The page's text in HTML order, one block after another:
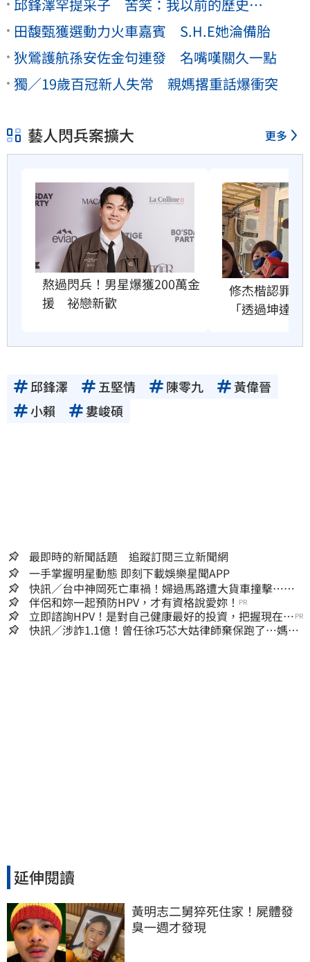
邱鋒澤罕提采子 苦笑：我以前的歷史…
田馥甄獲選動力火車嘉賓 S.H.E她淪備胎
狄鶯護航孫安佐金句連發 名嘴嘆關久一點
獨／19歲百冠新人失常 親媽撂重話爆衝突
藝人閃兵案擴大 更多
熬過閃兵！男星爆獲200萬金
援　祕戀新歡
修杰楷認罪求
「透過坤達」
邱鋒澤 五堅情 陳零九
黃偉晉
小賴
婁峻碩
最即時的新聞話題 追蹤訂閱三立新聞網
一手掌握明星動態 即刻下載娛樂星聞APP
快訊／台中神岡死亡車禍！婦過馬路遭大貨車撞擊…下
半身輾碎慘死路口
伴侶和妳一起預防HPV，才有資格說愛妳！ PR
立即諮詢HPV！是對自己健康最好的投資，把握現在不
嫌晚！
PR
快訊／涉詐1.1億！曾任徐巧芯大姑律師棄保跑了…媽也
延伸閱讀
黃明志二舅猝死住家！屍體發
臭一週才發現